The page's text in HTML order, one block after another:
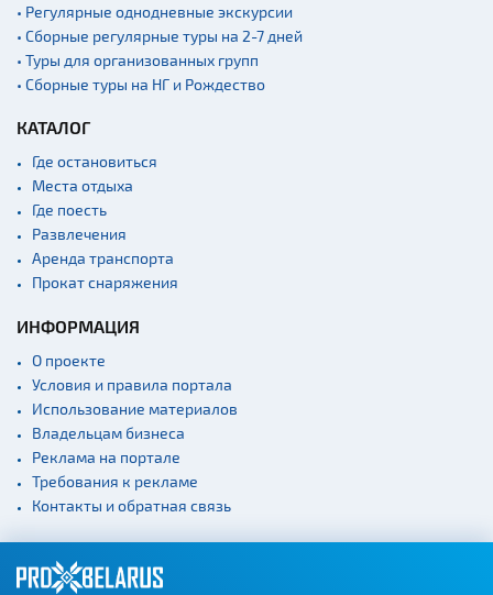
• Регулярные однодневные экскурсии
• Сборные регулярные туры на 2-7 дней
• Туры для организованных групп
• Сборные туры на НГ и Рождество
КАТАЛОГ
Где остановиться
Места отдыха
Где поесть
Развлечения
Аренда транспорта
Прокат снаряжения
ИНФОРМАЦИЯ
О проекте
Условия и правила портала
Использование материалов
Владельцам бизнеса
Реклама на портале
Требования к рекламе
Контакты и обратная связь